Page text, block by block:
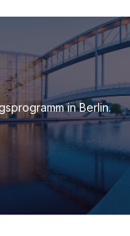
in Berlin.